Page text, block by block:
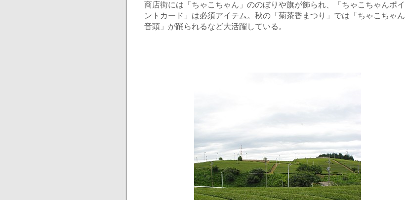
商店街には「ちゃこちゃん」ののぼりや旗が飾られ、「ちゃこちゃんポイ
ントカード」は必須アイテム。秋の「菊茶香まつり」では「ちゃこちゃん
音頭」が踊られるなど大活躍している。